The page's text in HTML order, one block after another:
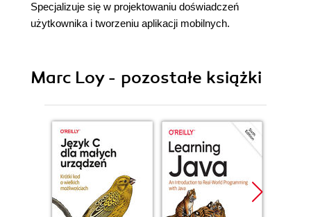
Specjalizuje się w projektowaniu doświadczeń
użytkownika i tworzeniu aplikacji mobilnych.
Marc Loy - pozostałe książki